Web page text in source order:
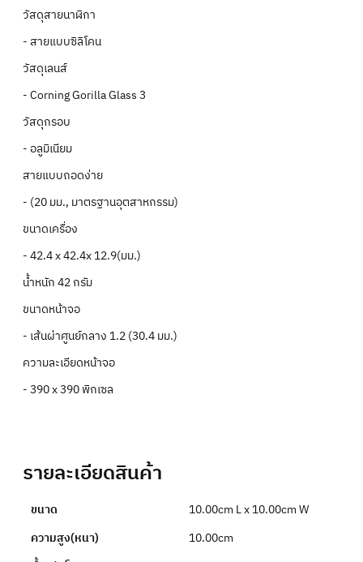
วัสดุสายนาฬิกา
- สายแบบซิลิโคน
วัสดุเลนส์
- Corning Gorilla Glass 3
วัสดุกรอบ
- อลูมิเนียม
สายแบบถอดง่าย
- (20 มม., มาตรฐานอุตสาหกรรม)
ขนาดเครื่อง
- 42.4 x 42.4x 12.9(มม.)
น้ำหนัก 42 กรัม
ขนาดหน้าจอ
- เส้นผ่าศูนย์กลาง 1.2 (30.4 มม.)
ความละเอียดหน้าจอ
- 390 x 390 พิกเซล
รายละเอียดสินค้า
ขนาด
10.00cm L x 10.00cm W
ความสูง(หนา)
10.00cm